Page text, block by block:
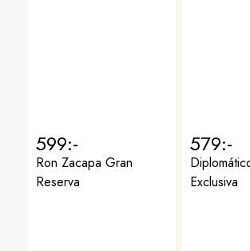
599:-
Ron Zacapa Gran
Reserva
579:-
Exclusiva